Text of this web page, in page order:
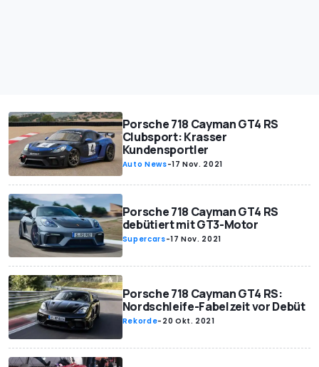
Porsche 718 Cayman GT4 RS
Clubsport: Krasser
Kundensportler
Auto News-17 Nov. 2021
Porsche 718 Cayman GT4 RS
debütiert mit GT3-Motor
Supercars-17 Nov. 2021
Porsche 718 Cayman GT4 RS:
Nordschleife-Fabelzeit vor Debüt
Rekorde- 20 Okt. 2021